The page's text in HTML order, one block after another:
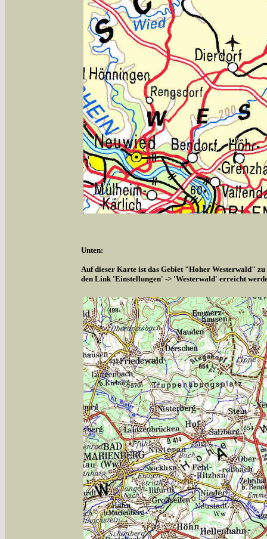
Unten:
Auf dieser Karte ist das Gebiet "Hoher Westerwald"
den Link 'Einstellungen' -> 'Westerwald' erreicht